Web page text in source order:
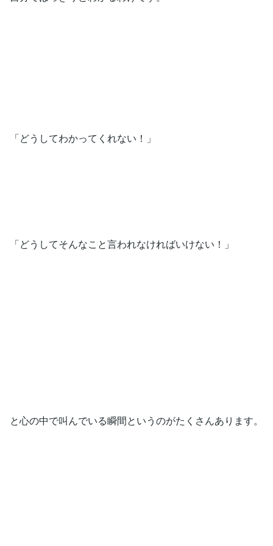
「どうしてわかってくれない！」
「どうしてそんなこと言われなければいけない！」
と心の中で叫んでいる瞬間というのがたくさんあります。